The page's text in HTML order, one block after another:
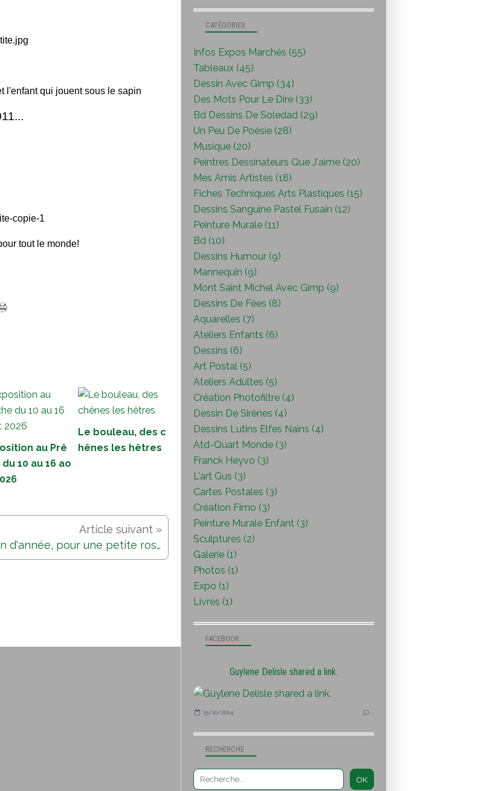
l'enfant qui jouent sous le sapin
tout le monde!
au Prê
10 au 16 ao
Le bouleau, des c
hênes les hêtres
Fin d'année, pour une petite rose...
RECHERCHE
FACEBOOK
Guylene Delisle shared a link.
15/10/2014
CATÉGORIES
Infos Expos Marchés (55)
Tableaux (45)
Dessin Avec Gimp (34)
Des Mots Pour Le Dire (33)
Bd Dessins De Soledad (29)
Un Peu De Poésie (28)
Musique (20)
Peintres Dessinateurs Que J'aime (20)
Mes Amis Artistes (18)
Fiches Techniques Arts Plastiques (15)
Dessins Sanguine Pastel Fusain (12)
Peinture Murale (11)
Bd (10)
Dessins Humour (9)
Mannequin (9)
Mont Saint Michel Avec Gimp (9)
Dessins De Fées (8)
Aquarelles (7)
Ateliers Enfants (6)
Dessins (6)
Art Postal (5)
Ateliers Adultes (5)
Création Photofiltre (4)
Dessin De Sirènes (4)
Dessins Lutins Elfes Nains (4)
Atd-Quart Monde (3)
Franck Heyvo (3)
L'art Gus (3)
Cartes Postales (3)
Création Fimo (3)
Peinture Murale Enfant (3)
Sculptures (2)
Galerie (1)
Photos (1)
Expo (1)
Livres (1)